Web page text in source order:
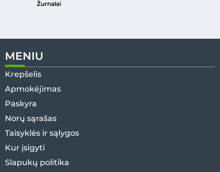
Žurnalai
MENIU
Krepšelis
Apmokėjimas
Paskyra
Norų sąrašas
Taisyklės ir sąlygos
Kur įsigyti
Slapukų politika